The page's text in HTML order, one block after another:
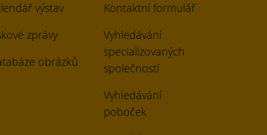
výstav
zprávy
obrázků
Kontaktní formulář
Vyhledávání
specializovaných
společností
Vyhledávání
poboček